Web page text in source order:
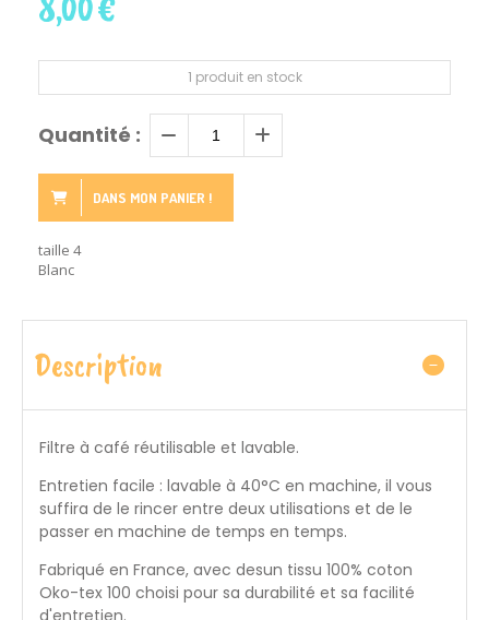
1 produit en stock
Quantité :
DANS MON PANIER !
taille 4
Blanc
Description
Filtre à café réutilisable et lavable.
Entretien facile : lavable à 40°C en machine, il vous
suffira de le rincer entre deux utilisations et de le
passer en machine de temps en temps.
Fabriqué en France, avec desun tissu 100% coton
Oko-tex 100 choisi pour sa durabilité et sa facilité